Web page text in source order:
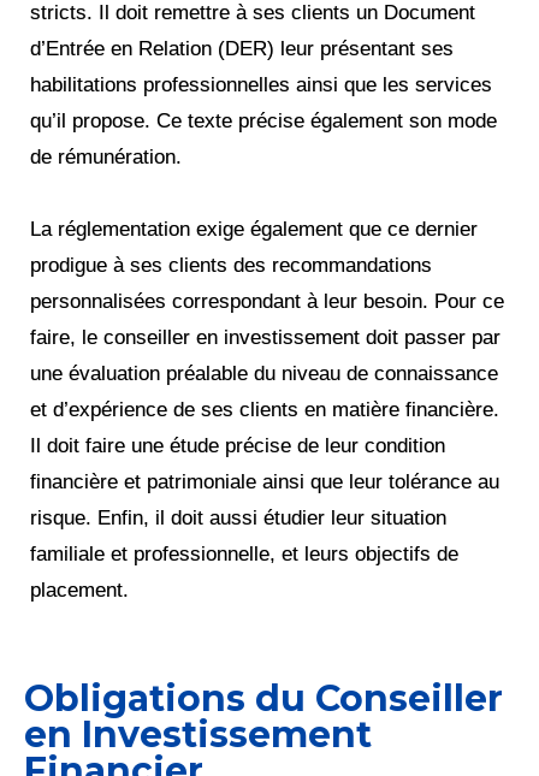
stricts. Il doit remettre à ses clients un Document
d’Entrée en Relation (DER) leur présentant ses
habilitations professionnelles ainsi que les services
qu’il propose. Ce texte précise également son mode
de rémunération.
La réglementation exige également que ce dernier
prodigue à ses clients des recommandations
personnalisées correspondant à leur besoin. Pour ce
faire, le conseiller en investissement doit passer par
une évaluation préalable du niveau de connaissance
et d’expérience de ses clients en matière financière.
Il doit faire une étude précise de leur condition
financière et patrimoniale ainsi que leur tolérance au
risque. Enfin, il doit aussi étudier leur situation
familiale et professionnelle, et leurs objectifs de
placement.
Obligations du Conseiller
en Investissement